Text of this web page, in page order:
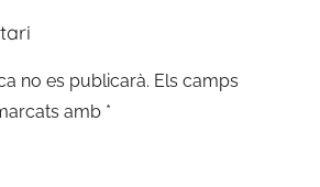
no es publicarà. Els camps
amb *